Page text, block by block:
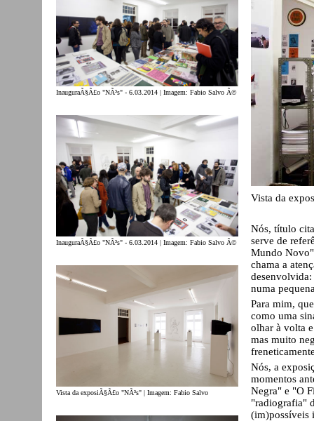
InauguraÃ§Ã£o "NÃ³s" - 6.03.2014 | Imagem: Fabio Salvo Â©
InauguraÃ§Ã£o "NÃ³s" - 6.03.2014 | Imagem: Fabio Salvo Â©
Vista da exposiÃ§Ã£o "NÃ³s" | Imagem: Fabio Salvo
Vista da
Nós, título
serve de
Mundo
chama a
numa
Para mim,
como uma
olhar à volta
mas muito
Nós, a
momentos
Negra" e "O
"radiografia"
(im)possíveis